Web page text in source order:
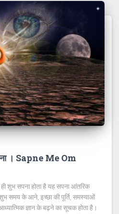
। Sapne Me Om
शुभ सपना होता है यह सपना आंतरिक
समय के आने, इच्छा की पूर्ति, समस्याओं
ज्ञान के बढ़ने का सूचक होता है।